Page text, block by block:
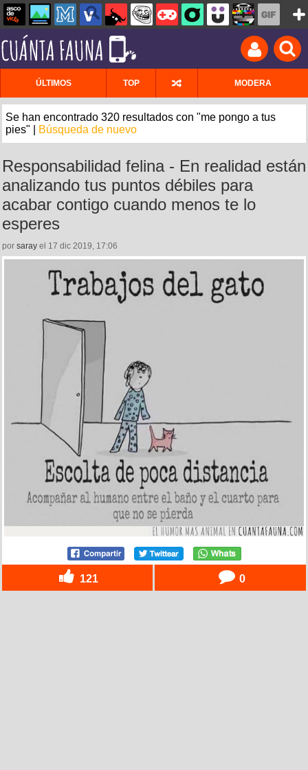
ÚLTIMOS TOP MODERA
Se han encontrado 320 resultados con "me pongo a tus
pies" |
Búsqueda de nuevo
Responsabilidad felina - En realidad están
analizando tus puntos débiles para
acabar contigo cuando menos te lo
esperes
por saray el 17 dic 2019, 17:06
121 0